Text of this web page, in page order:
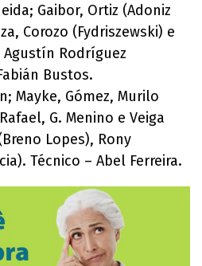
Gaibor, Ortiz (Adoniz
Corozo (Fydriszewski) e
Agustín Rodríguez
Bustos.
Mayke, Gómez, Murilo
G. Menino e Veiga
Lopes), Rony
Técnico – Abel Ferreira.